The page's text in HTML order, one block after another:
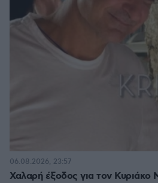
Χαλαρή έξοδος για τον Κυριάκο
06.08.2026, 23:57